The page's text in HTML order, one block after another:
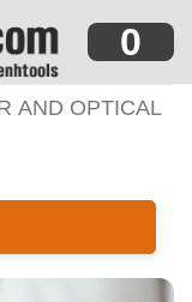
0
OPTICAL